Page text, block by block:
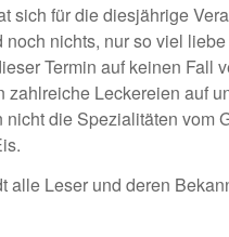
sich für die diesjährige
nichts, nur so viel liebe
Termin auf keinen Fall
zahlreiche Leckereien auf
die Spezialitäten vom
alle Leser und deren